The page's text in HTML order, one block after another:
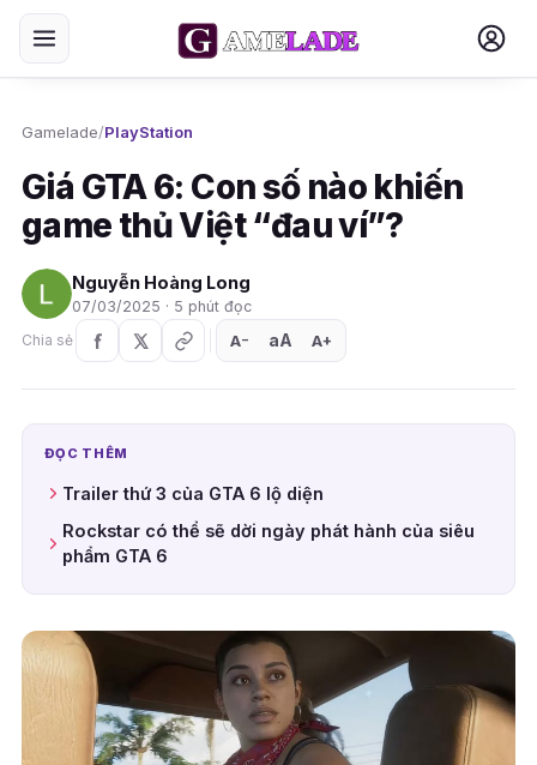
Gamelade/PlayStation
Giá GTA 6: Con số nào khiến
game thủ Việt “đau ví”?
Nguyễn Hoàng Long
07/03/2025 · 5 phút đọc
Chia sẻ
A− aA A+
ĐỌC THÊM
Trailer thứ 3 của GTA 6 lộ diện
Rockstar có thể sẽ dời ngày phát hành của siêu
phẩm GTA 6